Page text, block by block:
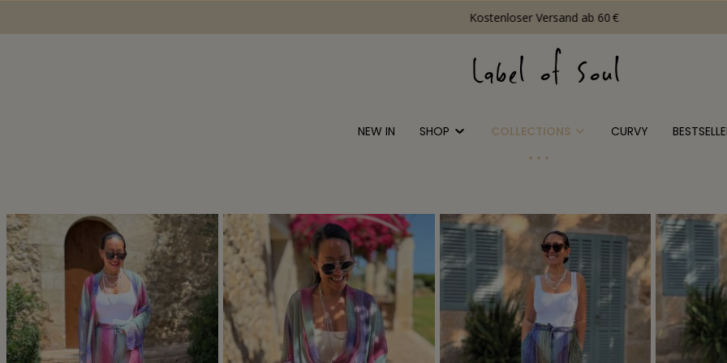
Kostenloser Versand ab 60 €
NEW IN SHOP COLLECTIONS CURVY